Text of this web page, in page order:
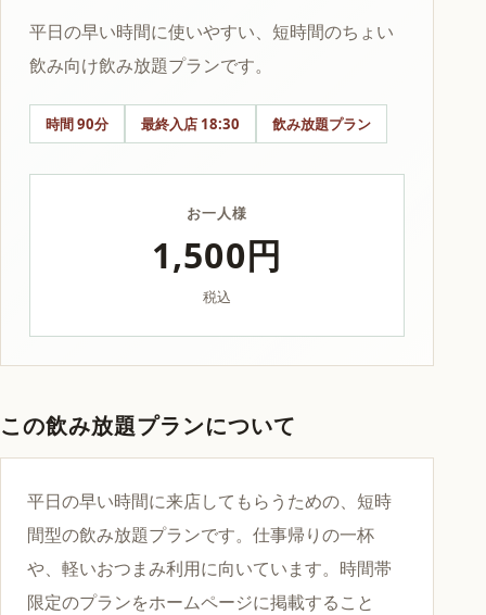
平日の早い時間に使いやすい、短時間のちょい
飲み向け飲み放題プランです。
時間 90分 最終入店 18:30 飲み放題プラン
お一人様
1,500円
税込
この飲み放題プランについて
平日の早い時間に来店してもらうための、短時
間型の飲み放題プランです。仕事帰りの一杯
や、軽いおつまみ利用に向いています。時間帯
限定のプランをホームページに掲載すること